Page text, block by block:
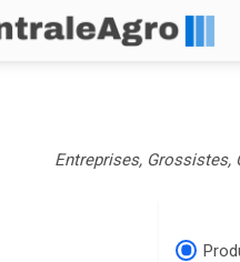
Entreprises, Grossistes,